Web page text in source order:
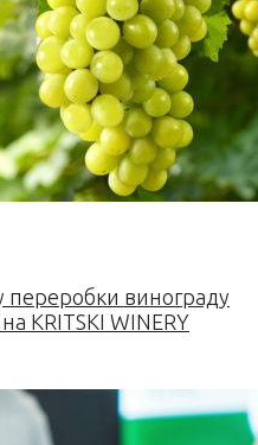
переробки винограду
KRITSKI WINERY